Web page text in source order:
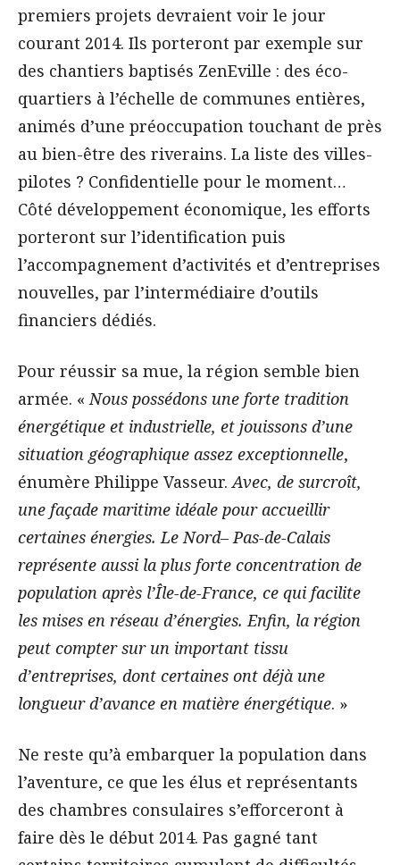
premiers projets devraient voir le jour
courant 2014. Ils porteront par exemple sur
des chantiers baptisés ZenEville : des éco-
quartiers à l’échelle de communes entières,
animés d’une préoccupation touchant de près
au bien-être des riverains. La liste des villes-
pilotes ? Confidentielle pour le moment…
Côté développement économique, les efforts
porteront sur l’identification puis
l’accompagnement d’activités et d’entreprises
nouvelles, par l’intermédiaire d’outils
financiers dédiés.
Pour réussir sa mue, la région semble bien
armée. «Nous possédons une forte tradition
énergétique et industrielle, et jouissons d’une
situation géographique assez exceptionnelle,
énumère Philippe Vasseur.Avec, de surcroît,
une façade maritime idéale pour accueillir
certaines énergies. Le Nord– Pas-de-Calais
représente aussi la plus forte concentration de
population après l’Île-de-France, ce qui facilite
les mises en réseau d’énergies. Enfin, la région
peut compter sur un important tissu
d’entreprises, dont certaines ont déjà une
longueur d’avance en matière énergétique. »
Ne reste qu’à embarquer la population dans
l’aventure, ce que les élus et représentants
des chambres consulaires s’efforceront à
faire dès le début 2014. Pas gagné tant